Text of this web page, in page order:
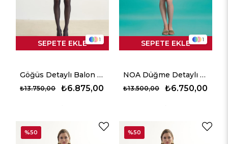
1
Göğüs Detaylı Balon Etekli Mini Elbise - Siyah
₺6.875,00
₺13.750,00
SEPETE EKLE 1
NOA Düğme Detaylı Gömlek Elbise - Bordo
₺6.750,00
₺13.500,00
SEPETE EKLE
%50 %50